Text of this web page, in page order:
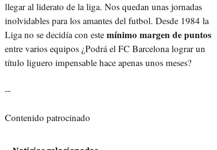
llegar al liderato de la liga. Nos quedan unas jornadas
inolvidables para los amantes del futbol. Desde 1984 la
Liga no se decidía con este mínimo margen de puntos
entre varios equipos ¿Podrá el FC Barcelona lograr un
título liguero impensable hace apenas unos meses?
--
Contenido patrocinado